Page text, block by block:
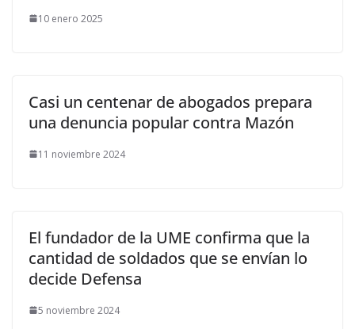
10 enero 2025
Casi un centenar de abogados prepara
una denuncia popular contra Mazón
11 noviembre 2024
El fundador de la UME confirma que la
cantidad de soldados que se envían lo
decide Defensa
5 noviembre 2024